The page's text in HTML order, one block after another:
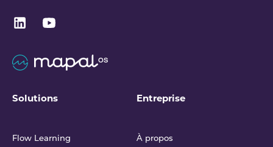
Solutions
Flow Learning
Entreprise
À propos